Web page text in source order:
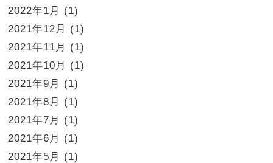
2022年1月
(1)
2021年12月
(1)
2021年11月
(1)
2021年10月
(1)
2021年9月
(1)
2021年8月
(1)
2021年7月
(1)
2021年6月
(1)
2021年5月
(1)